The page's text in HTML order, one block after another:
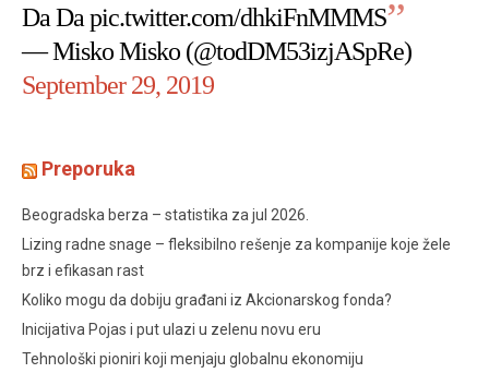
Da Dapic.twitter.com/dhkiFnMMMS
— Misko Misko (@todDM53izjASpRe)
September 29, 2019
Preporuka
Beogradska berza – statistika za jul 2026.
Lizing radne snage – fleksibilno rešenje za kompanije koje žele
brz i efikasan rast
Koliko mogu da dobiju građani iz Akcionarskog fonda?
Inicijativa Pojas i put ulazi u zelenu novu eru
Tehnološki pioniri koji menjaju globalnu ekonomiju